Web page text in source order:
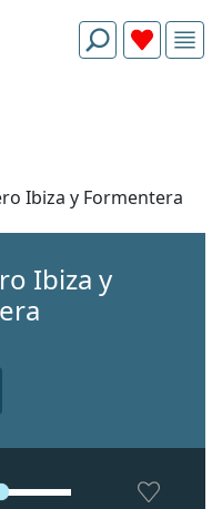
Ibiza y Formentera
Ibiza y